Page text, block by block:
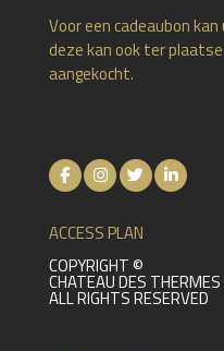
Voor een cadeaubon
deze kan ook ter
aangekocht.
ACCESS PLAN
COPYRIGHT ©
CHATEAU DES
ALL RIGHTS RESERVED